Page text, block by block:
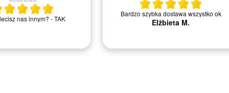
juz nie pierwszy raz
i jestem zadowolona.
Szybka dostawa, ładnie zapakowane.
Polecam sklep